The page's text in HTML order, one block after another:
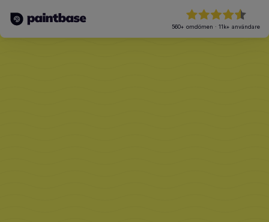
560+ omdömen · 11k+ användare